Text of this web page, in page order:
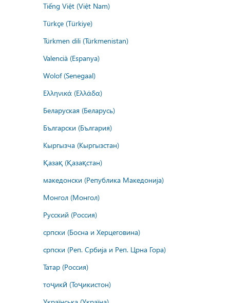
Tiếng Việt (Việt Nam)
Türkçe (Türkiye)
Türkmen dili (Türkmenistan)
Valencià (Espanya)
Wolof (Senegaal)
Ελληνικά (Ελλάδα)
Беларуская (Беларусь)
Български (България)
Кыргызча (Кыргызстан)
Қазақ (Қазақстан)
македонски (Република Македонија)
Монгол (Монгол)
Русский (Россия)
српски (Босна и Херцеговина)
српски (Реп. Србија и Реп. Црна Гора)
Татар (Россия)
тоҷикӣ (Тоҷикистон)